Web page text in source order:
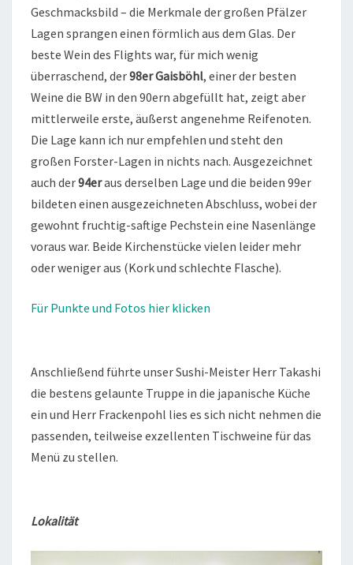
Geschmacksbild – die Merkmale der großen Pfälzer
Lagen sprangen einen förmlich aus dem Glas. Der
beste Wein des Flights war, für mich wenig
überraschend, der98er Gaisböhl, einer der besten
Weine die BW in den 90ern abgefüllt hat, zeigt aber
mittlerweile erste, äußerst angenehme Reifenoten.
Die Lage kann ich nur empfehlen und steht den
großen Forster-Lagen in nichts nach. Ausgezeichnet
auch der94eraus derselben Lage und die beiden 99er
bildeten einen ausgezeichneten Abschluss, wobei der
gewohnt fruchtig-saftige Pechstein eine Nasenlänge
voraus war. Beide Kirchenstücke vielen leider mehr
oder weniger aus (Kork und schlechte Flasche).
Für Punkte und Fotos hier klicken
Anschließend führte unser Sushi-Meister Herr Takashi
die bestens gelaunte Truppe in die japanische Küche
ein und Herr Frackenpohl lies es sich nicht nehmen die
passenden, teilweise exzellenten Tischweine für das
Menü zu stellen.
Lokalität